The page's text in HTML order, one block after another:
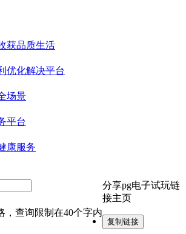
获品质生活
优化解决平台
场景
平台
康服务
，查询限制在40个字内
分享pg电子试玩链
接主页
复制链接